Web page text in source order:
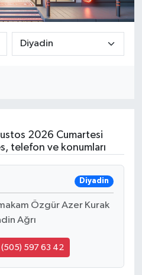
2026 Cumartesi
telefon ve konumları
Diyadin
Özgür Azer Kurak
Ağrı
(505) 597 63 42